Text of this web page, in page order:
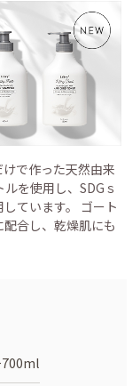
で作った天然由来
を使用し、SDGｓ
ています。 ゴート
合し、乾燥肌にも
700ml